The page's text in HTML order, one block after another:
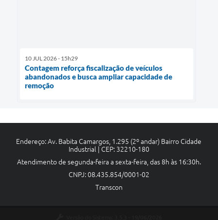
10 JUL 2026 - 15h29
Contagem reforça fiscalização de veículos
abandonados e busca ampliar capacidade de
remoção
Endereço: Av. Babita Camargos, 1.295 (2º andar) Bairro Cidade
Industrial | CEP: 32210-180
Atendimento de segunda-feira a sexta-feira, das 8h às 16:30h.
CNPJ: 08.435.854/0001-02
Transcon